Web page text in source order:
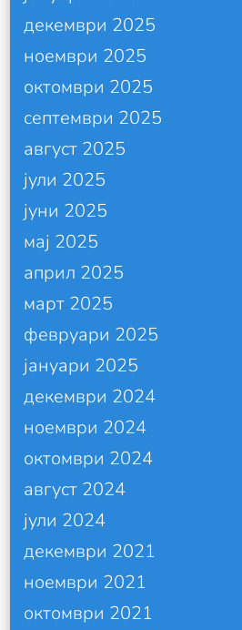
декември 2025
ноември 2025
октомври 2025
септември 2025
август 2025
јули 2025
јуни 2025
мај 2025
април 2025
март 2025
февруари 2025
јануари 2025
декември 2024
ноември 2024
октомври 2024
август 2024
јули 2024
декември 2021
ноември 2021
октомври 2021